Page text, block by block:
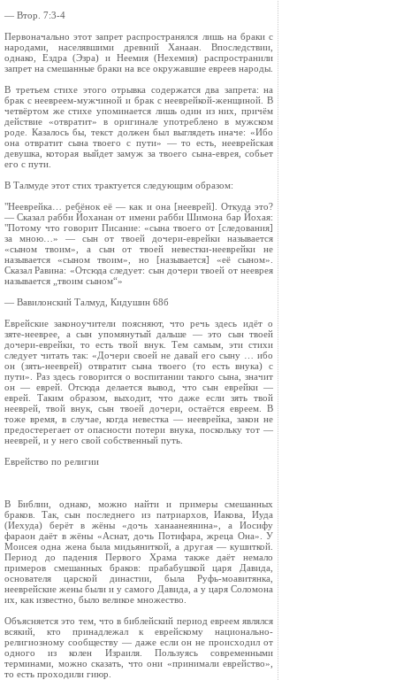
— Втор. 7:3-4
Первоначально этот запрет распространялся лишь на браки с
народами, населявшими древний Ханаан. Впоследствии,
однако, Ездра (Эзра) и Неемия (Нехемия) распространили
запрет на смешанные браки на все окружавшие евреев народы.
В третьем стихе этого отрывка содержатся два запрета: на
брак с неевреем-мужчиной и брак с нееврейкой-женщиной. В
четвёртом же стихе упоминается лишь один из них, причём
действие «отвратит» в оригинале употреблено в мужском
роде. Казалось бы, текст должен был выглядеть иначе: «Ибо
она отвратит сына твоего с пути» — то есть, нееврейская
девушка, которая выйдет замуж за твоего сына-еврея, собьет
его с пути.
В Талмуде этот стих трактуется следующим образом:
"Нееврейка… ребёнок её — как и она [нееврей]. Откуда это?
— Сказал рабби Йоханан от имени рабби Шимона бар Йохая:
"Потому что говорит Писание: «сына твоего от [следования]
за мною…» — сын от твоей дочери-еврейки называется
«сыном твоим», а сын от твоей невестки-нееврейки не
называется «сыном твоим», но [называется] «её сыном».
Сказал Равина: «Отсюда следует: сын дочери твоей от нееврея
называется „твоим сыном“»
— Вавилонский Талмуд, Кидушин 68б
Еврейские законоучители поясняют, что речь здесь идёт о
зяте-нееврее, а сын упомянутый дальше — это сын твоей
дочери-еврейки, то есть твой внук. Тем самым, эти стихи
следует читать так: «Дочери своей не давай его сыну … ибо
он (зять-нееврей) отвратит сына твоего (то есть внука) с
пути». Раз здесь говорится о воспитании такого сына, значит
он — еврей. Отсюда делается вывод, что сын еврейки —
еврей. Таким образом, выходит, что даже если зять твой
нееврей, твой внук, сын твоей дочери, остаётся евреем. В
тоже время, в случае, когда невестка — нееврейка, закон не
предостерегает от опасности потери внука, поскольку тот —
нееврей, и у него свой собственный путь.
Еврейство по религии
В Библии, однако, можно найти и примеры смешанных
браков. Так, сын последнего из патриархов, Иакова, Иуда
(Иехуда) берёт в жёны «дочь ханаанеянина», а Иосифу
фараон даёт в жёны «Аснат, дочь Потифара, жреца Она». У
Моисея одна жена была мидьяниткой, а другая — кушиткой.
Период до падения Первого Храма также даёт немало
примеров смешанных браков: прабабушкой царя Давида,
основателя царской династии, была Руфь-моавитянка,
нееврейские жены были и у самого Давида, а у царя Соломона
их, как известно, было великое множество.
Объясняется это тем, что в библейский период евреем являлся
всякий, кто принадлежал к еврейскому национально-
религиозному сообществу — даже если он не происходил от
одного из колен Израиля. Пользуясь современными
терминами, можно сказать, что они «принимали еврейство»,
то есть проходили гиюр.